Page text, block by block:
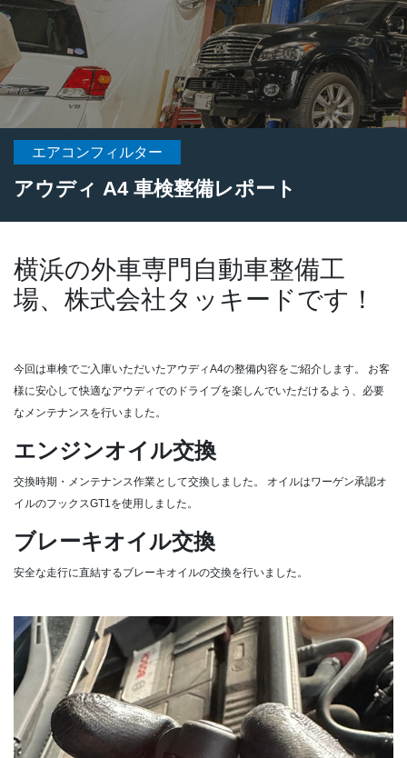
エアコンフィルター
アウディ A4 車検整備レポート
横浜の外車専門自動車整備工
場、株式会社タッキードです！
今回は車検でご入庫いただいたアウディA4の整備内容をご紹介します。
お客
様に安心して快適なアウディでのドライブを楽しんでいただけるよう、必要
なメンテナンスを行いました。
エンジンオイル交換
交換時期・メンテナンス作業として交換しました。
オイルはワーゲン承認オ
イルのフックスGT1を使用しました。
ブレーキオイル交換
安全な走行に直結するブレーキオイルの交換を行いました。